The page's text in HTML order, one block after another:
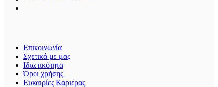
Επικοινωνία
Σχετικά με μας
Ιδιωτικότητα
Όροι χρήσης
Ευκαιρίες Καριέρας